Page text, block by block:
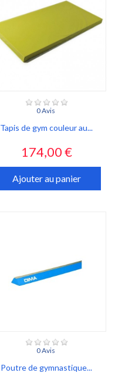
0 Avis
Tapis de gym couleur au...
Prix
174,00 €
Ajouter au panier
0 Avis
Poutre de gymnastique...